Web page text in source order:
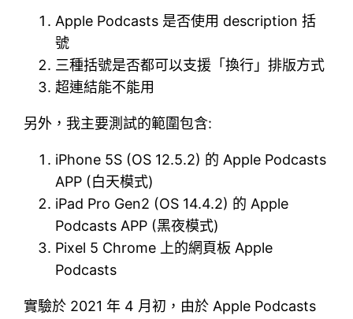
Apple Podcasts 是否使用 description 括
號
三種括號是否都可以支援「換行」排版方式
超連結能不能用
另外，我主要測試的範圍包含:
iPhone 5S (OS 12.5.2) 的 Apple Podcasts
APP (白天模式)
iPad Pro Gen2 (OS 14.4.2) 的 Apple
Podcasts APP (黑夜模式)
Pixel 5 Chrome 上的網頁板 Apple
Podcasts
實驗於 2021 年 4 月初，由於 Apple Podcasts